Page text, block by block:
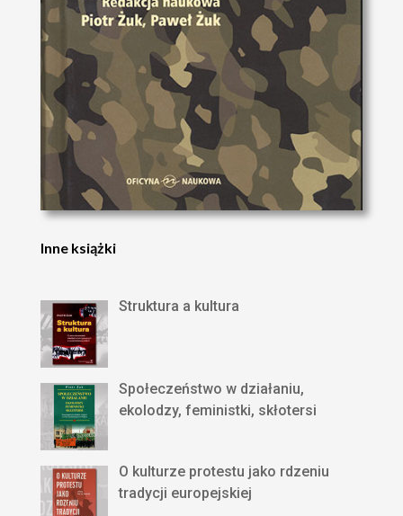
Inne książki
Struktura a kultura
Społeczeństwo w działaniu,
ekolodzy, feministki, skłotersi
O kulturze protestu jako rdzeniu
tradycji europejskiej